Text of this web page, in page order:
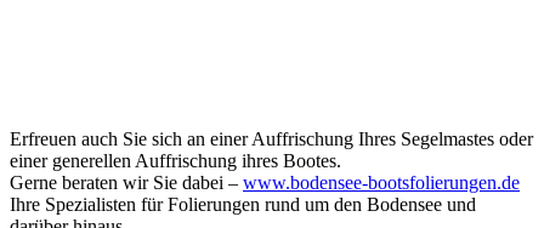
Erfreuen auch Sie sich an einer Auffrischung Ihres Segelmastes oder
einer generellen Auffrischung ihres Bootes.
Gerne beraten wir Sie dabei – www.bodensee-bootsfolierungen.de
Ihre Spezialisten für Folierungen rund um den Bodensee und